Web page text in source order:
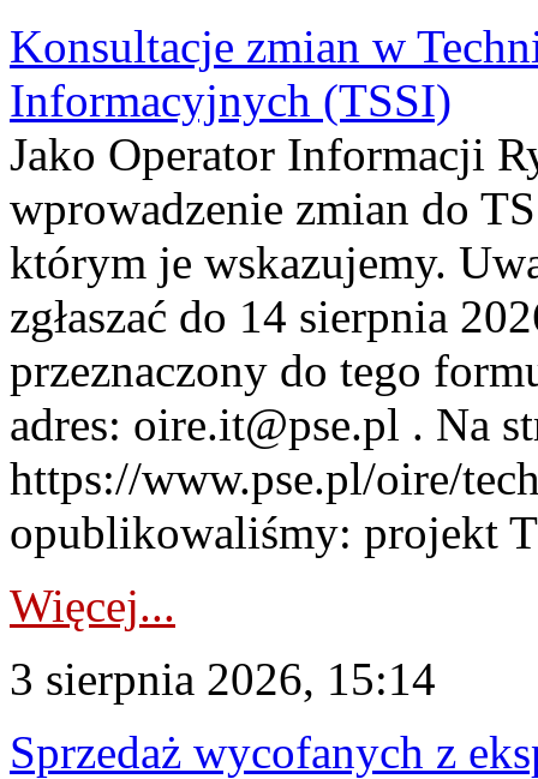
Konsultacje zmian w
Informacyjnych (TSSI)
Jako Operator Informacji
wprowadzenie zmian do
którym je wskazujemy.
zgłaszać do 14 sierpnia
przeznaczony do tego
adres: oire.it@pse.pl . Na
https://www.pse.pl/oire/
opublikowaliśmy: projekt
Więcej...
3 sierpnia 2026, 15:14
Sprzedaż wycofanych z